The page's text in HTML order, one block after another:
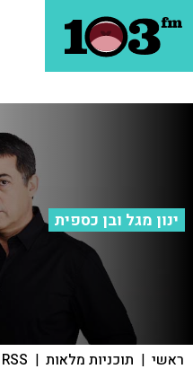
ינון מגל ובן כספית
ראשי | תוכניות מלאות |
RSS